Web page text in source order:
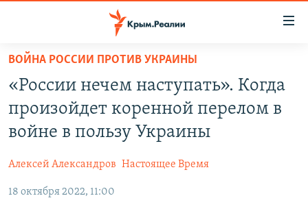
Вернуться
основному
содержанию
Вернутся
главной
Вернутся
ГРУЗ 200
11 ЛЕТ ОККУПАЦИИ КРЫМА. 11 ИСТОРИЙ СОПРОТИВЛЕНИЯ
ВОДА
ЕЩЕ
ИНТЕРАКТИВ
РАДІО СВОБОДА
ВОЙНА РОССИИ ПРОТИВ УКРАИНЫ
«России нечем наступать». Когда
произойдет коренной перелом в
войне в пользу Украины
Алексей Александров Настоящее Время
18 октября 2022, 11:00